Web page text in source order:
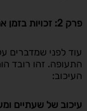
פרק 2: זכויות בזמן אמת – “שירותי סיוע”
עוד לפני שמדברים
התעופה. זהו רובד
העיכוב:
עיכוב של שעתיים